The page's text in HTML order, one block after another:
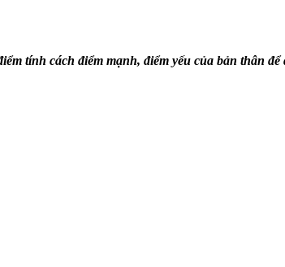
tính cách điểm mạnh, điểm yếu của bản thân